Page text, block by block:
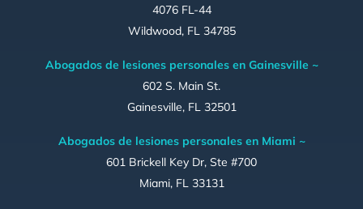
4076 FL-44
Wildwood, FL 34785
Abogados de lesiones personales en Gainesville ~
602 S. Main St.
Gainesville, FL 32501
Abogados de lesiones personales en Miami ~
601 Brickell Key Dr, Ste #700
Miami, FL 33131